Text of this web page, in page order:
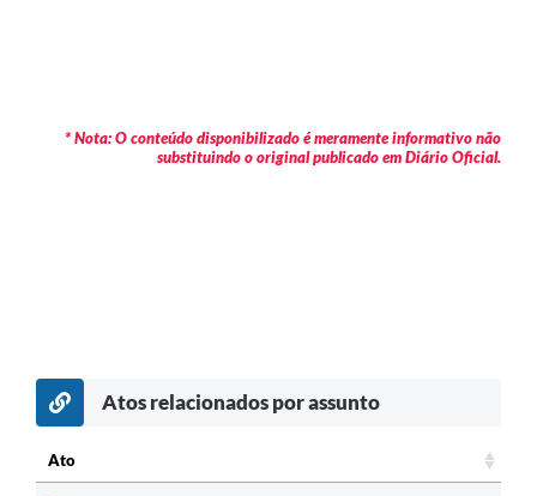
* Nota: O conteúdo disponibilizado é meramente informativo não
substituindo o original publicado em Diário Oficial.
Atos relacionados por assunto
Ato